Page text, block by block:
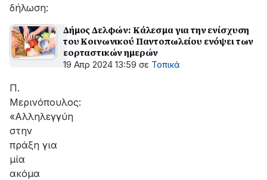
δήλωση:
Δήμος Δελφών: Κάλεσμα για την ενίσχυση
του Κοινωνικού Παντοπωλείου ενόψει των
εορταστικών ημερών
19 Απρ 2024 13:59 σε Τοπικά
Π.
Μερινόπουλος:
«Αλληλεγγύη
στην
πράξη για
μία
ακόμα